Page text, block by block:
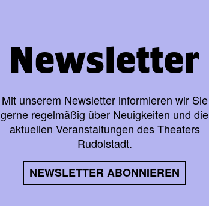
Newsletter
Mit unserem Newsletter informieren wir Sie
gerne regelmäßig über Neuigkeiten und die
aktuellen Veranstaltungen des Theaters
Rudolstadt.
NEWSLETTER ABONNIEREN